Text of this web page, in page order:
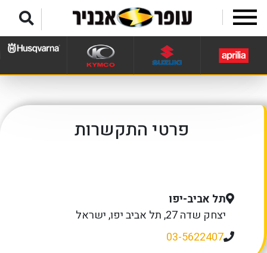
פרטי התקשרות
תל אביב-יפו
יצחק שדה 27, תל אביב יפו, ישראל
03-5622407